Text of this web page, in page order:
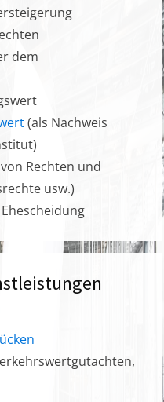
dem
(als Nachweis
Rechten und
usw.)